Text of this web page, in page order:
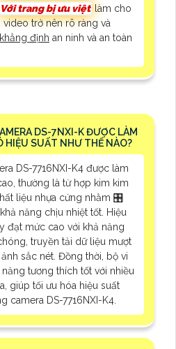
Với trang bị ưu việt
làm cho
trở nên rõ ràng và
khẳng định an ninh và an toàn
DS-7NXI-K ĐƯỢC LÀM
HIỆU SUẤT NHƯ THẾ NÀO?
DS-7716NXI-K4 được làm
thường là từ hợp kim kim
liệu nhựa cứng nhằm 🎛
năng chịu nhiệt tốt. Hiệu
đạt mức cao với khả năng
truyền tải dữ liệu mượt
sắc nét. Đồng thời, bộ vi
tương thích tốt với nhiều
giúp tối ưu hóa hiệu suất
camera DS-7716NXI-K4.